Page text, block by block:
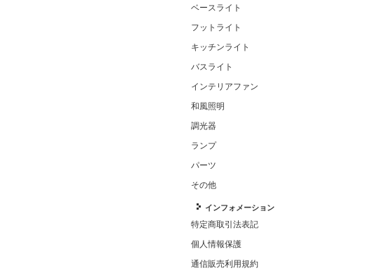
ベースライト
フットライト
キッチンライト
バスライト
インテリアファン
和風照明
調光器
ランプ
パーツ
その他
インフォメーション
特定商取引法表記
個人情報保護
通信販売利用規約